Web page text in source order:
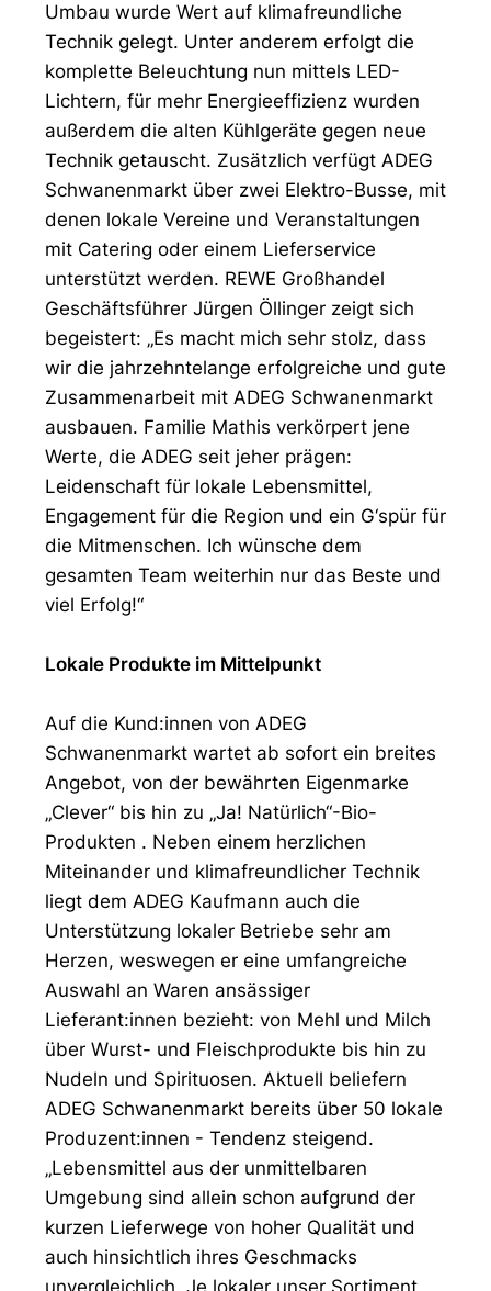
Umbau wurde Wert auf klimafreundliche
Technik gelegt. Unter anderem erfolgt die
komplette Beleuchtung nun mittels LED-
Lichtern, für mehr Energieeffizienz wurden
außerdem die alten Kühlgeräte gegen neue
Technik getauscht. Zusätzlich verfügt ADEG
Schwanenmarkt über zwei Elektro-Busse, mit
denen lokale Vereine und Veranstaltungen
mit Catering oder einem Lieferservice
unterstützt werden. REWE Großhandel
Geschäftsführer Jürgen Öllinger zeigt sich
begeistert: „Es macht mich sehr stolz, dass
wir die jahrzehntelange erfolgreiche und gute
Zusammenarbeit mit ADEG Schwanenmarkt
ausbauen. Familie Mathis verkörpert jene
Werte, die ADEG seit jeher prägen:
Leidenschaft für lokale Lebensmittel,
Engagement für die Region und ein G‘spür für
die Mitmenschen. Ich wünsche dem
gesamten Team weiterhin nur das Beste und
viel Erfolg!“
Lokale Produkte im Mittelpunkt
Auf die Kund:innen von ADEG
Schwanenmarkt wartet ab sofort ein breites
Angebot, von der bewährten Eigenmarke
„Clever“ bis hin zu „Ja! Natürlich“-Bio-
Produkten . Neben einem herzlichen
Miteinander und klimafreundlicher Technik
liegt dem ADEG Kaufmann auch die
Unterstützung lokaler Betriebe sehr am
Herzen, weswegen er eine umfangreiche
Auswahl an Waren ansässiger
Lieferant:innen bezieht: von Mehl und Milch
über Wurst- und Fleischprodukte bis hin zu
Nudeln und Spirituosen. Aktuell beliefern
ADEG Schwanenmarkt bereits über 50 lokale
Produzent:innen - Tendenz steigend.
„Lebensmittel aus der unmittelbaren
Umgebung sind allein schon aufgrund der
kurzen Lieferwege von hoher Qualität und
auch hinsichtlich ihres Geschmacks
unvergleichlich. Je lokaler unser Sortiment,